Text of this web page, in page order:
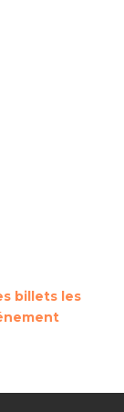
billets les